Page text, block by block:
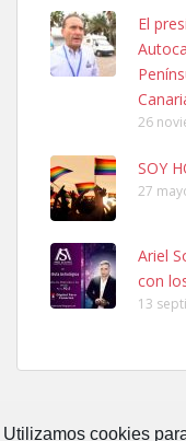
Utilizamos cookies
Ninfa perdida
El día 5 se los perdió
calle, se perdió por la
Leales.org » Gran
Adopcion
Busco casa de
no la puedo tener. Solo
El
26
SOY
27
Ariel
con
13